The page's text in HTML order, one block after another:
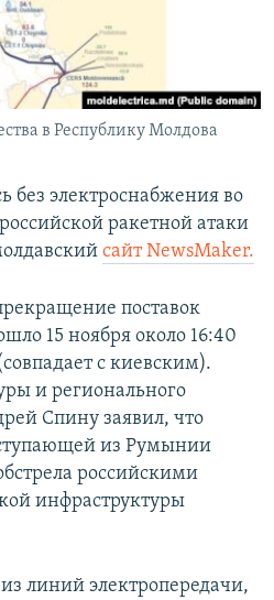
в Республику Молдова
без электроснабжения во
ракетной атаки
сайт NewsMaker.
поставок
15 ноября около 16:40
с киевским).
и регионального
Спину заявил, что
из Румынии
российскими
инфраструктуры
линий электропередачи,